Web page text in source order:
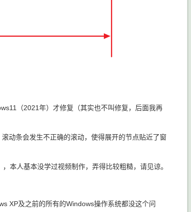
（2021年）才修复（其实也不叫修复，后面我再
动条会发生不正确的滚动，使得展开的节点贴近了窗
本人基本没学过视频制作，弄得比较粗糙，请见谅。
XP及之前的所有的Windows操作系统都没这个问